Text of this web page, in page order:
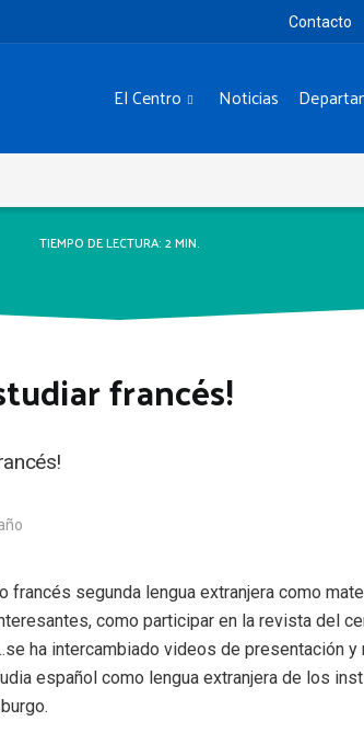
Contacto
El Centro Noticias
TIEMPO DE LECTURA:2MIN.
francés!
francés segunda lengua extranjera como
como participar en la revista del
ha intercambiado videos de presentación
español como lengua extranjera de los